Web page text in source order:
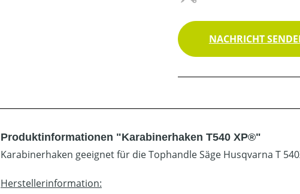
NACHRICHT
Produktinformationen "Karabinerhaken T540 XP®"
Karabinerhaken geeignet für die Tophandle Säge Husqvarna T
Herstellerinformation: